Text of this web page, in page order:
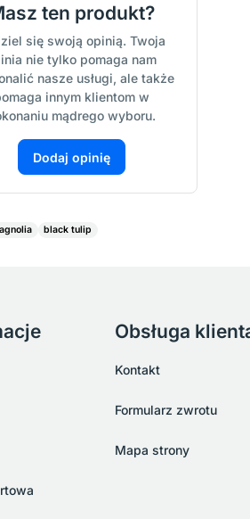
ten produkt?
się swoją opinią. Twoja
nie tylko pomaga nam
nasze usługi, ale także
innym klientom w
mądrego wyboru.
Dodaj opinię
black tulip
Obsługa
Kontakt
Formularz zwrotu
Mapa strony